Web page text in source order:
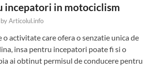
incepatori in motociclism
byArticolul.info
activitate care ofera o senzatie unica de
insa pentru incepatori poate fi si o
ai obtinut permisul de conducere pentru